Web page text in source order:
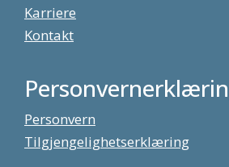
Karriere
Kontakt
Personvern
Tilgjengelighetserklæring